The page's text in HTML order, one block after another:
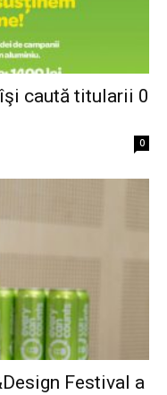
îşi caută titularii 0
0
Festival a